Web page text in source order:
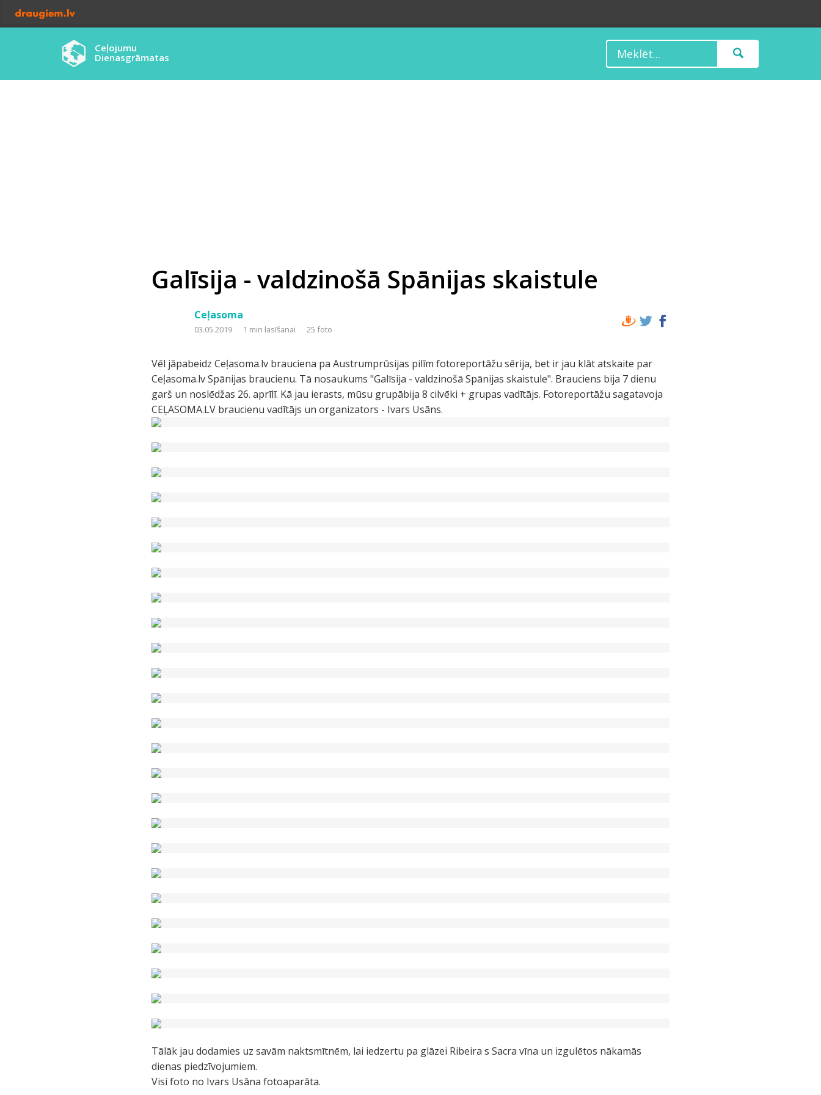
Ceļojumu
Dienasgrāmatas
Galīsija - valdzinošā Spānijas skaistule
Ceļasoma
03.05.2019 1 min lasīšanai 25 foto
Vēl jāpabeidz Ceļasoma.lv brauciena pa Austrumprūsijas pilīm fotoreportāžu sērija, bet ir jau klāt atskaite par
Ceļasoma.lv Spānijas braucienu. Tā nosaukums "Galīsija - valdzinošā Spānijas skaistule". Brauciens bija 7 dienu
garš un noslēdžas 26. aprīlī. Kā jau ierasts, mūsu grupābija 8 cilvēki + grupas vadītājs. Fotoreportāžu sagatavoja
CEĻASOMA.LV braucienu vadītājs un organizators - Ivars Usāns.
Tālāk jau dodamies uz savām naktsmītnēm, lai iedzertu pa glāzei Ribeira s Sacra vīna un izgulētos nākamās
dienas piedzīvojumiem.
Visi foto no Ivars Usāna fotoaparāta.